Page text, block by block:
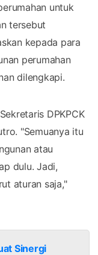
untuk
tersebut
kepada para
perumahan
dilengkapi.
DPKPCK
"Semuanya itu
atau
dulu. Jadi,
aturan saja,"
Sinergi